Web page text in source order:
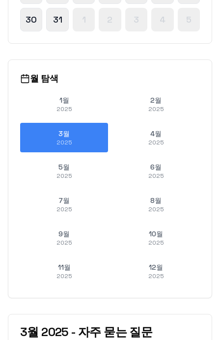
30 31 1 2 3 4 5
월 탐색
1월
2025
2월
2025
3월
2025
4월
2025
5월
2025
6월
2025
7월
2025
8월
2025
9월
2025
10월
2025
11월
2025
12월
2025
3월 2025 - 자주 묻는 질문